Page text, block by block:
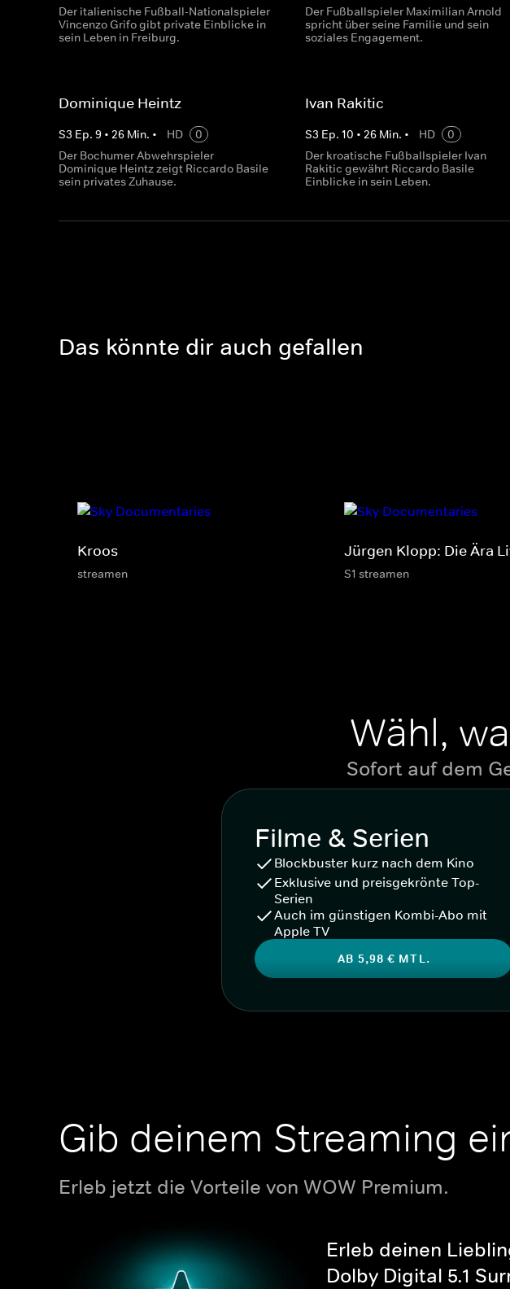
Der italienische Fußball-Nationalspieler
Vincenzo Grifo gibt private Einblicke in
sein Leben in Freiburg.
Der Fußballspieler Maximilian Arnold
spricht über seine Familie und sein
soziales Engagement.
Dominique Heintz
S3 Ep. 9 • 26 Min. • HD
0
Der Bochumer Abwehrspieler
Dominique Heintz zeigt Riccardo Basile
sein privates Zuhause.
Ivan Rakitic
S3 Ep.10 •26 Min. • HD
0
Der kroatische Fußballspieler Ivan
Rakitic gewährt Riccardo Basile
Einblicke in sein Leben.
Das könnte dir auch gefallen
Kroos
streamen
Jürgen Klopp: Die Ära
S1 streamen
Wähl,
Sofort auf dem
Filme & Serien
Blockbuster kurz nach dem Kino
Exklusive und preisgekrönte Top-
Serien
Auch im günstigen Kombi-Abo mit
Apple TV
AB 5,98 € MTL.
Gib deinem Streaming
Erleb jetzt die Vorteile von WOW Premium.
Erleb deinen
Dolby Digital 5.1